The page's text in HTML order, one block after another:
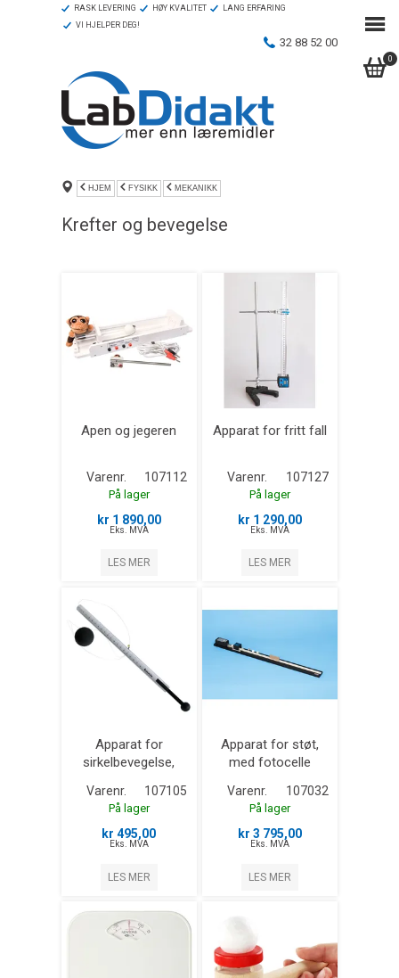
0
RASK LEVERING HØY KVALITET
LANG ERFARING
VI HJELPER DEG!
32 88 52 00
HJEM FYSIKK MEKANIKK
Krefter og bevegelse
Apen og jegeren
Varenr. 107112
På lager
kr 1 890,00
Eks. MVA
LES MER
Apparat for fritt fall
Varenr. 107127
På lager
kr 1 290,00
Eks. MVA
LES MER
Apparat for
sirkelbevegelse,
Varenr. 107105
På lager
kr 495,00
Eks. MVA
LES MER
Apparat for støt,
med fotocelle
Varenr. 107032
På lager
kr 3 795,00
Eks. MVA
LES MER